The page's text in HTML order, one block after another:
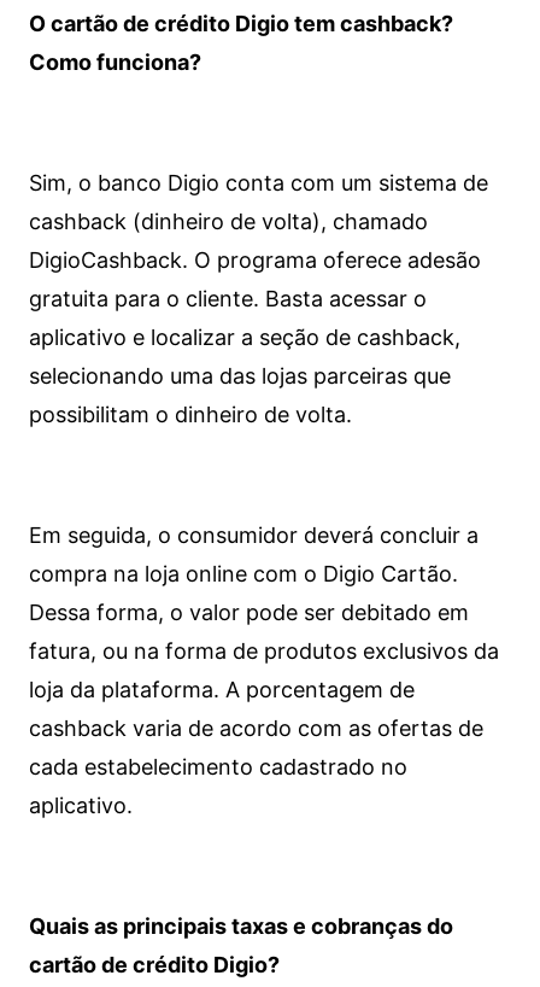
O cartão de crédito Digio tem cashback?
Como funciona?
Sim, o banco Digio conta com um sistema de
cashback (dinheiro de volta), chamado
DigioCashback. O programa oferece adesão
gratuita para o cliente. Basta acessar o
aplicativo e localizar a seção de cashback,
selecionando uma das lojas parceiras que
possibilitam o dinheiro de volta.
Em seguida, o consumidor deverá concluir a
compra na loja online com o Digio Cartão.
Dessa forma, o valor pode ser debitado em
fatura, ou na forma de produtos exclusivos da
loja da plataforma. A porcentagem de
cashback varia de acordo com as ofertas de
cada estabelecimento cadastrado no
aplicativo.
Quais as principais taxas e cobranças do
cartão de crédito Digio?